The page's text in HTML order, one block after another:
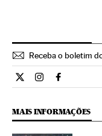
Receba o boletim
Internacional El
Internacional
MAIS INFORMAÇÕES